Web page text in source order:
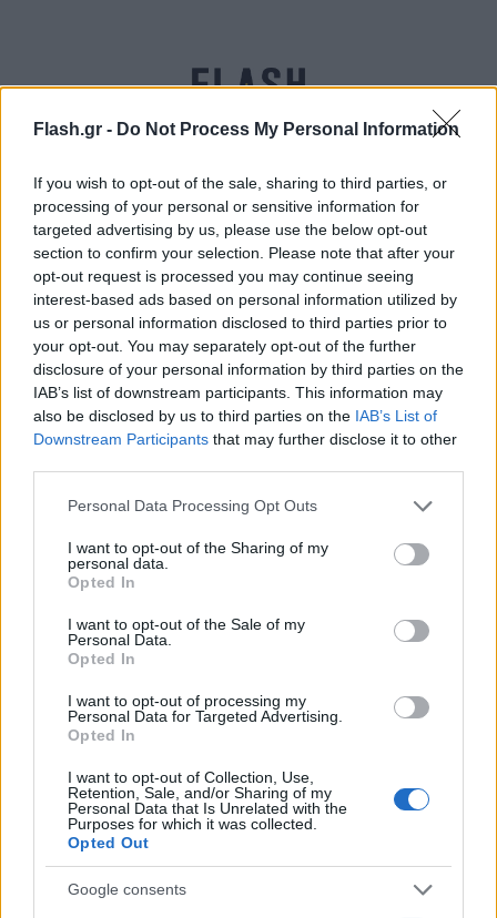
Flash.gr - Do Not Process My Personal Information
If you wish to opt-out of the sale, sharing to third parties, or
processing of your personal or sensitive information for
targeted advertising by us, please use the below opt-out
section to confirm your selection. Please note that after your
opt-out request is processed you may continue seeing
interest-based ads based on personal information utilized by
us or personal information disclosed to third parties prior to
your opt-out. You may separately opt-out of the further
disclosure of your personal information by third parties on the
IAB’s list of downstream participants. This information may
also be disclosed by us to third parties on the IAB’s List of
Downstream Participants that may further disclose it to other
Please note that this website/app uses one or more Google
not limited to your visit or usage behaviour. You may click to
grant or deny consent to Google and its third-party tags to
use your data for below specified purposes in below Google
consent section.
Personal Data Processing Opt Outs
I want to opt-out of the Sharing of my
personal data.
Opted In
I want to opt-out of the Sale of my
Personal Data.
Opted In
I want to opt-out of processing my
Personal Data for Targeted Advertising.
Opted In
I want to opt-out of Collection, Use,
Retention, Sale, and/or Sharing of my
Personal Data that Is Unrelated with the
Purposes for which it was collected.
Opted Out
Google consents
Πόσο διαρκούν τα αντισώματα των εμβολίων για
τον κορονοϊό
Γιώργος
Δημητρόπουλος
Εμβολιασμοί - κορονοϊός: Τα εμβόλια μπλοκάρουν
και τη δημιουργία νέων μεταλλάξεων
08.07.2021 08:28